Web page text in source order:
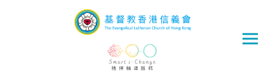
Skip to main content